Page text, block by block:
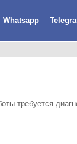
Whatsapp
требуется